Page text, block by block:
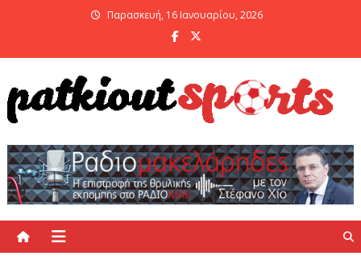
Παρασκευή, 16 Ιανουαρίου, 2026